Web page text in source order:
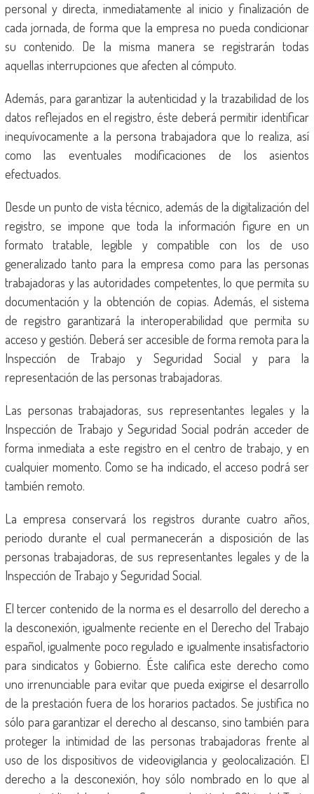
personal y directa, inmediatamente al inicio y finalización de
cada jornada, de forma que la empresa no pueda condicionar
su contenido. De la misma manera se registrarán todas
aquellas interrupciones que afecten al cómputo.
Además, para garantizar la autenticidad y la trazabilidad de los
datos reflejados en el registro, éste deberá permitir identificar
inequívocamente a la persona trabajadora que lo realiza, así
como las eventuales modificaciones de los asientos
efectuados.
Desde un punto de vista técnico, además de la digitalización del
registro, se impone que toda la información figure en un
formato tratable, legible y compatible con los de uso
generalizado tanto para la empresa como para las personas
trabajadoras y las autoridades competentes, lo que permita su
documentación y la obtención de copias. Además, el sistema
de registro garantizará la interoperabilidad que permita su
acceso y gestión. Deberá ser accesible de forma remota para la
Inspección de Trabajo y Seguridad Social y para la
representación de las personas trabajadoras.
Las personas trabajadoras, sus representantes legales y la
Inspección de Trabajo y Seguridad Social podrán acceder de
forma inmediata a este registro en el centro de trabajo, y en
cualquier momento. Como se ha indicado, el acceso podrá ser
también remoto.
La empresa conservará los registros durante cuatro años,
periodo durante el cual permanecerán a disposición de las
personas trabajadoras, de sus representantes legales y de la
Inspección de Trabajo y Seguridad Social.
El tercer contenido de la norma es el desarrollo del derecho a
la desconexión, igualmente reciente en el Derecho del Trabajo
español, igualmente poco regulado e igualmente insatisfactorio
para sindicatos y Gobierno. Éste califica este derecho como
uno irrenunciable para evitar que pueda exigirse el desarrollo
de la prestación fuera de los horarios pactados. Se justifica no
sólo para garantizar el derecho al descanso, sino también para
proteger la intimidad de las personas trabajadoras frente al
uso de los dispositivos de videovigilancia y geolocalización. El
derecho a la desconexión, hoy sólo nombrado en lo que al